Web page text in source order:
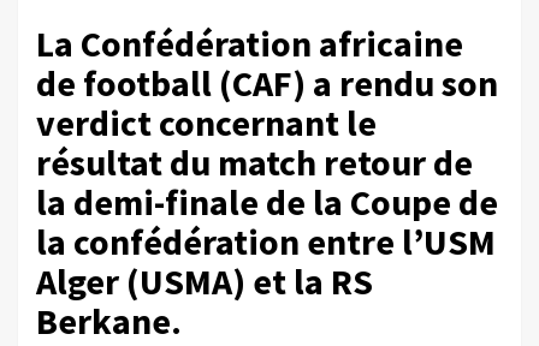
La Confédération africaine
de football (CAF) a rendu son
verdict concernant le
résultat du match retour de
la demi-finale de la Coupe de
la confédération entre l’USM
Alger (USMA) et la RS
Berkane.